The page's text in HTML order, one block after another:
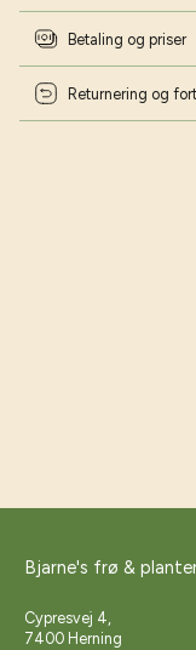
Betaling og priser
Returnering og
Bjarne's frø &
Cypresvej 4,
7400 Herning